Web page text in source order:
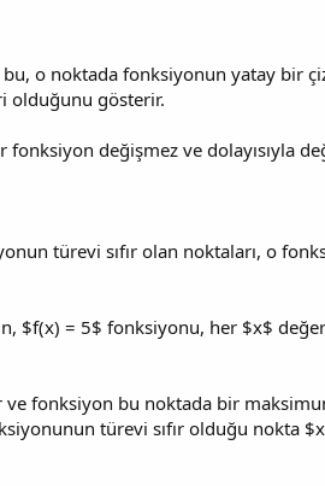
bu, o noktada fonksiyonun yatay bir
olduğunu gösterir.
değişmez ve dolayısıyla
türevi sıfır olan noktaları, o
$f(x) = 5$ fonksiyonu, her $x$
fonksiyon bu noktada bir
türevi sıfır olduğu nokta $x